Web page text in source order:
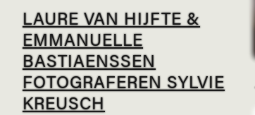
LAURE VAN HIJFTE &
EMMANUELLE
BASTIAENSSEN
FOTOGRAFEREN SYLVIE
KREUSCH